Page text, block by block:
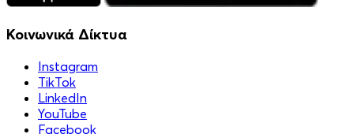
Κοινωνικά Δίκτυα
Instagram
TikTok
LinkedIn
YouTube
Facebook